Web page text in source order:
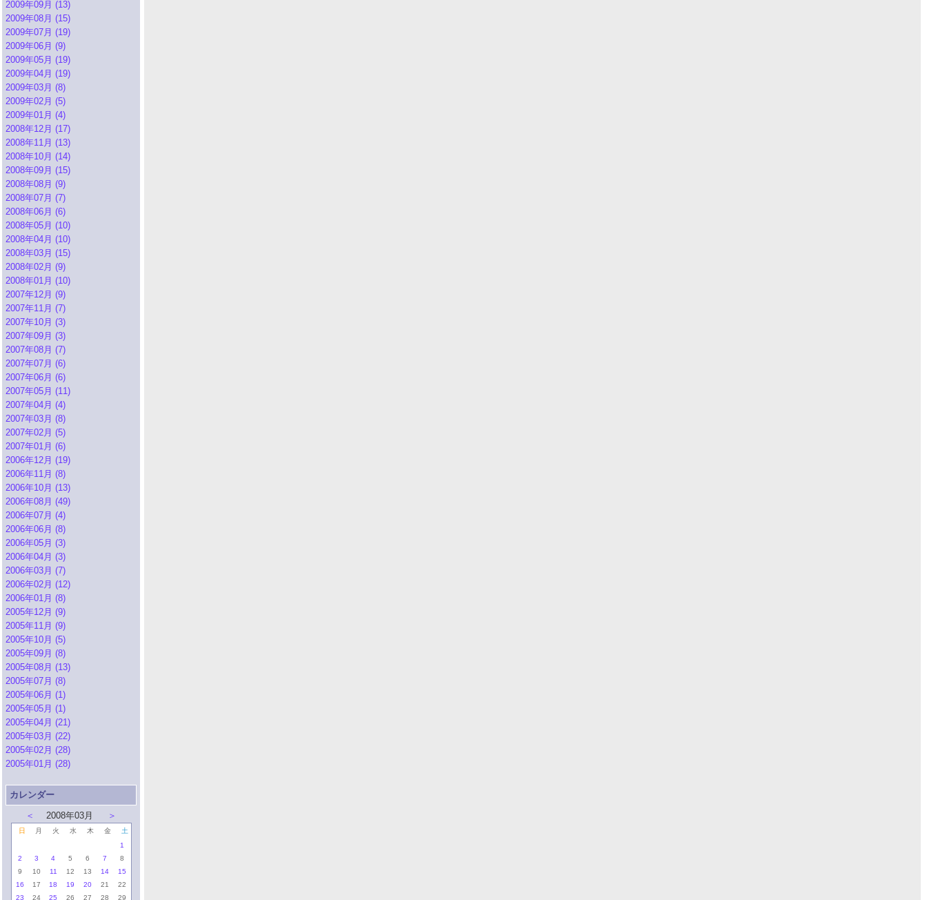
2009年09月 (13)
2009年08月 (15)
2009年07月 (19)
2009年06月 (9)
2009年05月 (19)
2009年04月 (19)
2009年03月 (8)
2009年02月 (5)
2009年01月 (4)
2008年12月 (17)
2008年11月 (13)
2008年10月 (14)
2008年09月 (15)
2008年08月 (9)
2008年07月 (7)
2008年06月 (6)
2008年05月 (10)
2008年04月 (10)
2008年03月 (15)
2008年02月 (9)
2008年01月 (10)
2007年12月 (9)
2007年11月 (7)
2007年10月 (3)
2007年09月 (3)
2007年08月 (7)
2007年07月 (6)
2007年06月 (6)
2007年05月 (11)
2007年04月 (4)
2007年03月 (8)
2007年02月 (5)
2007年01月 (6)
2006年12月 (19)
2006年11月 (8)
2006年10月 (13)
2006年08月 (49)
2006年07月 (4)
2006年06月 (8)
2006年05月 (3)
2006年04月 (3)
2006年03月 (7)
2006年02月 (12)
2006年01月 (8)
2005年12月 (9)
2005年11月 (9)
2005年10月 (5)
2005年09月 (8)
2005年08月 (13)
2005年07月 (8)
2005年06月 (1)
2005年05月 (1)
2005年04月 (21)
2005年03月 (22)
2005年02月 (28)
2005年01月 (28)
カレンダー
＜
2008年03月 ＞
日 月 火 水 木 金
土
1
2
3 4 5 6 7
8
9
10 11 12 13 14
15
16
17 18 19 20 21
22
23
24 25 26 27 28 29